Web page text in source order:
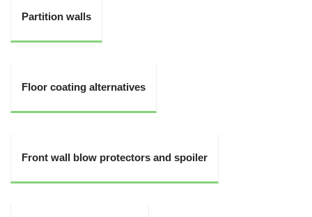
Partition walls
Floor coating alternatives
Front wall blow protectors and spoiler